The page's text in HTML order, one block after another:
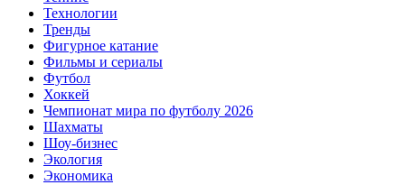
Технологии
Тренды
Фигурное катание
Фильмы и сериалы
Футбол
Хоккей
Чемпионат мира по футболу 2026
Шахматы
Шоу-бизнес
Экология
Экономика